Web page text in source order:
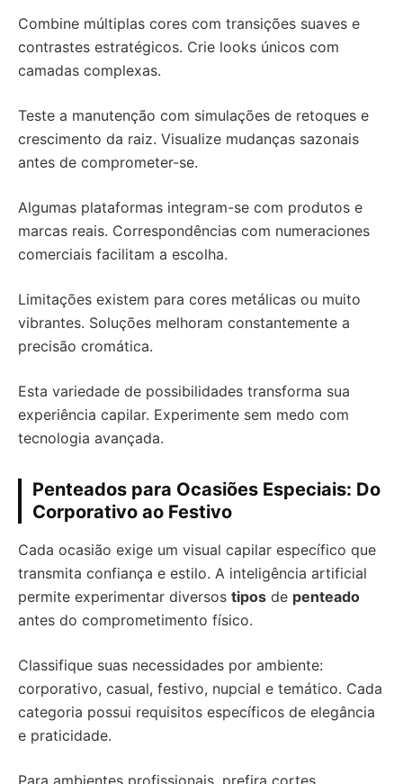
Combine múltiplas cores com transições suaves e
contrastes estratégicos. Crie looks únicos com
camadas complexas.
Teste a manutenção com simulações de retoques e
crescimento da raiz. Visualize mudanças sazonais
antes de comprometer-se.
Algumas plataformas integram-se com produtos e
marcas reais. Correspondências com numeraciones
comerciais facilitam a escolha.
Limitações existem para cores metálicas ou muito
vibrantes. Soluções melhoram constantemente a
precisão cromática.
Esta variedade de possibilidades transforma sua
experiência capilar. Experimente sem medo com
tecnologia avançada.
Penteados para Ocasiões Especiais: Do
Corporativo ao Festivo
Cada ocasião exige um visual capilar específico que
transmita confiança e estilo. A inteligência artificial
permite experimentar diversos tipos de penteado
antes do comprometimento físico.
Classifique suas necessidades por ambiente:
corporativo, casual, festivo, nupcial e temático. Cada
categoria possui requisitos específicos de elegância
e praticidade.